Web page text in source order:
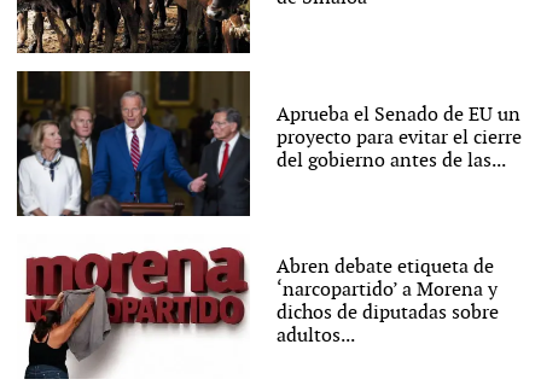
Aprueba el Senado de EU un
proyecto para evitar el cierre
del gobierno antes de las...
Abren debate etiqueta de
‘narcopartido’ a Morena y
dichos de diputadas sobre
adultos...